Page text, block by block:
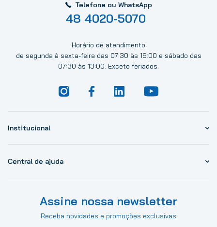
Telefone ou WhatsApp
48 4020-5070
Horário de atendimento
de segunda à sexta-feira das 07:30 às 19:00 e sábado das
07:30 às 13:00. Exceto feriados.
Institucional
Central de ajuda
Assine nossa newsletter
Receba novidades e promoções exclusivas